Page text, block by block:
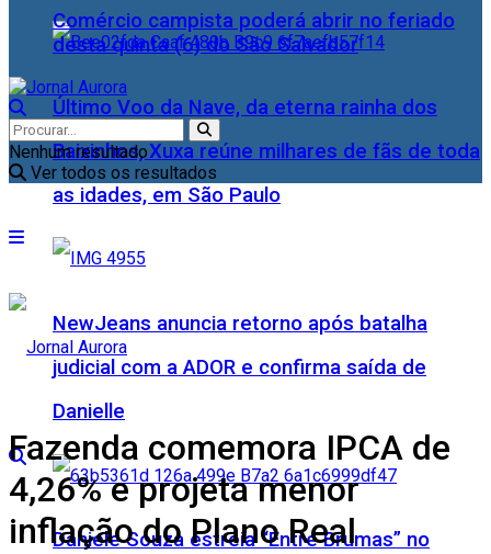
Último Voo da Nave, da eterna rainha dos
Baixinhos, Xuxa reúne milhares de fãs de toda
as idades, em São Paulo
NewJeans anuncia retorno após batalha
judicial com a ADOR e confirma saída de
Danielle
Daniele Souza estreia “Entre Brumas” no
Comércio campista poderá abrir no feriado
desta quinta (6) do São Salvador
Nenhum resultado
Ver todos os resultados
Fazenda comemora IPCA de
4,26% e projeta menor
inflação do Plano Real